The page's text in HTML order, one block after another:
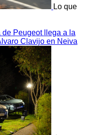
Lo que
de Peugeot llega a la
Clavijo en Neiva